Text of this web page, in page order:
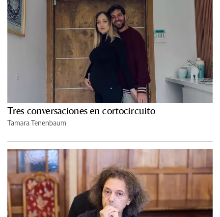
Tres conversaciones en cortocircuito
Tamara Tenenbaum